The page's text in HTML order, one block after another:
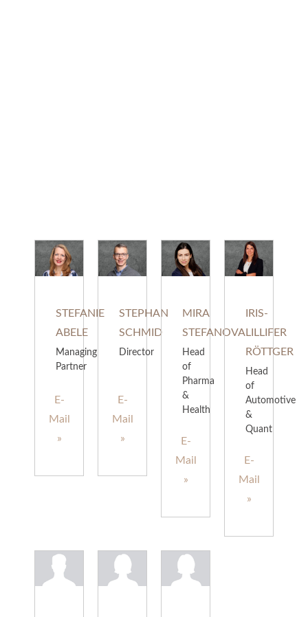
STEFANIE
ABELE
Managing
Partner
E-
Mail
»
STEPHAN
SCHMID
Director
E-
Mail
»
MIRA
STEFANOVA
Head
of
Pharma
&
Health
E-
Mail
»
IRIS-
LILLIFER
RÖTTGER
Head
of
Automotive
&
Quant
E-
Mail
»